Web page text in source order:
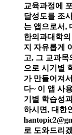
교육과정에
달성도를 조
는 앱으로서,
한의과대학
지 자유롭게
고, 그 교과목
으로 시기별
가 만들어져
다~ 이 앱 사
기별 학습성
하시면, 대한
로 도와드리